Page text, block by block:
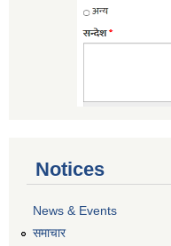
Notices
News & Events
समाचार